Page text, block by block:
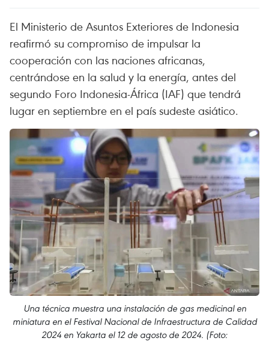
El Ministerio de Asuntos Exteriores de Indonesia
reafirmó su compromiso de impulsar la
cooperación con las naciones africanas,
centrándose en la salud y la energía, antes del
segundo Foro Indonesia-África (IAF) que tendrá
lugar en septiembre en el país sudeste asiático.
Una técnica muestra una instalación de gas medicinal en
miniatura en el Festival Nacional de Infraestructura de Calidad
2024 en Yakarta el 12 de agosto de 2024. (Foto: